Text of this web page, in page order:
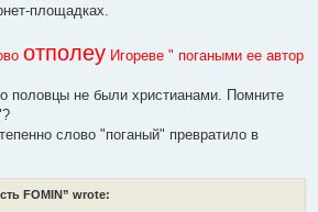
площадках.
отполеу Игореве " погаными ее автор
половцы не были христианами. Помните
слово "поганый" превратило в
FOMIN” wrote: